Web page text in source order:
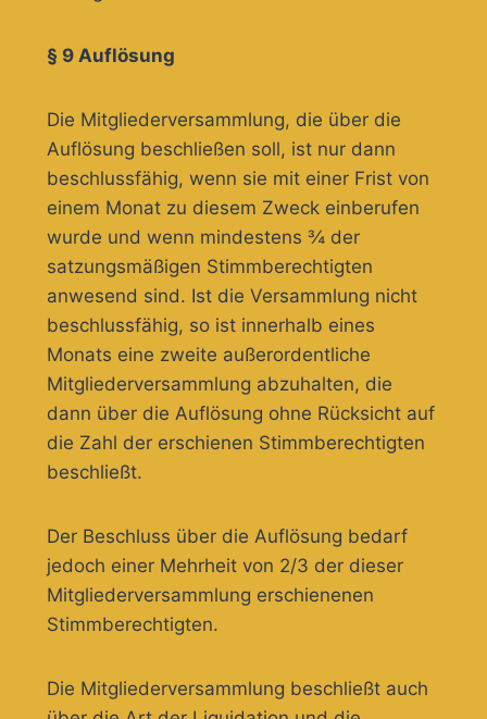
§ 9 Auflösung
Die Mitgliederversammlung, die über die
Auflösung beschließen soll, ist nur dann
beschlussfähig, wenn sie mit einer Frist von
einem Monat zu diesem Zweck einberufen
wurde und wenn mindestens ¾ der
satzungsmäßigen Stimmberechtigten
anwesend sind. Ist die Versammlung nicht
beschlussfähig, so ist innerhalb eines
Monats eine zweite außerordentliche
Mitgliederversammlung abzuhalten, die
dann über die Auflösung ohne Rücksicht auf
die Zahl der erschienen Stimmberechtigten
beschließt.
Der Beschluss über die Auflösung bedarf
jedoch einer Mehrheit von 2/3 der dieser
Mitgliederversammlung erschienenen
Stimmberechtigten.
Die Mitgliederversammlung beschließt auch